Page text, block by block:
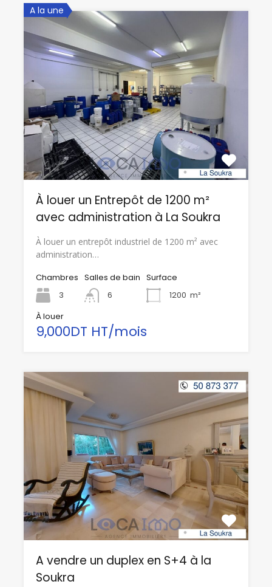
A la une
À louer un Entrepôt de 1200 m²
avec administration à La Soukra
À louer un entrepôt industriel de 1200 m² avec
administration…
Chambres
3
Salles de bain
6
Surface
1200 m²
À louer
9,000DT HT/mois
A vendre un duplex en S+4 à la
Soukra